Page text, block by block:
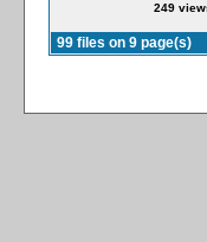
249
99 files on 9 page(s)